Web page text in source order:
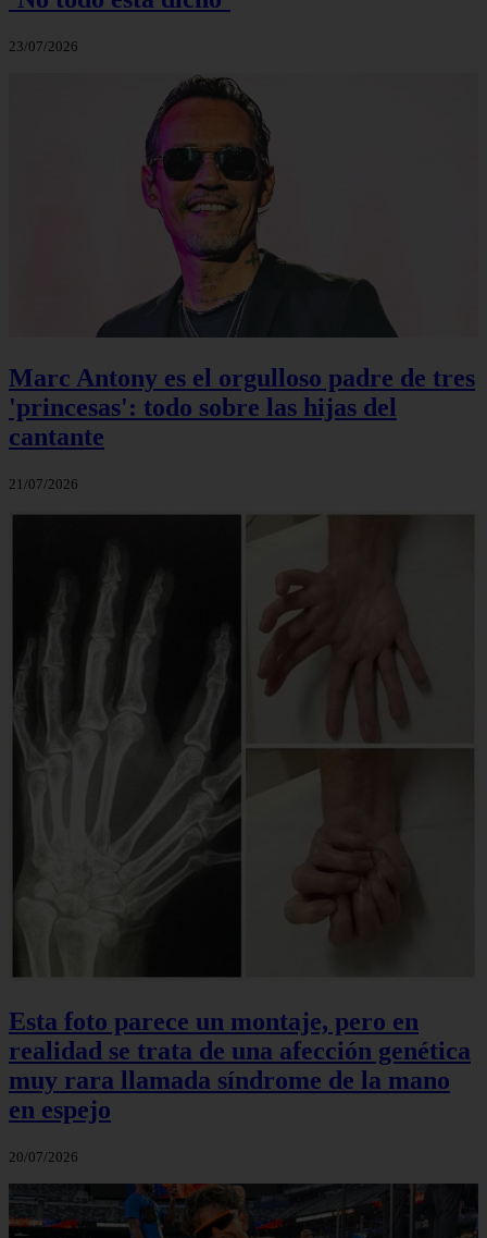
23/07/2026
Marc Antony es el orgulloso padre de tres
'princesas': todo sobre las hijas del
cantante
21/07/2026
Esta foto parece un montaje, pero en
realidad se trata de una afección genética
muy rara llamada síndrome de la mano
en espejo
20/07/2026